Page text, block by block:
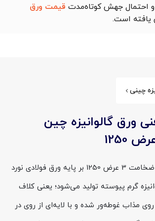
احتمال جهش کوتاه‌مدت قیمت ورق
است.
چینی
ورق گالوانیزه چین
ورق گالوانیزه چین ضخامت 3 عرض 1250 بر پایه ورق فولادی نورد
گرم پیوسته تولید می‌شود؛ یعنی کلاف
مذاب غوطه‌ور شده و با لایه‌ای از روی در